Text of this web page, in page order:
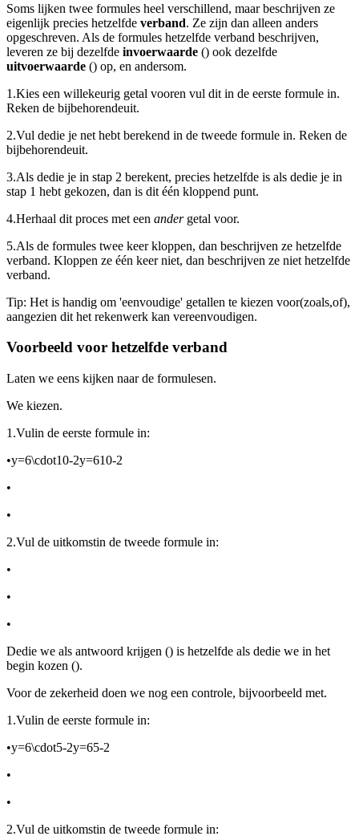
Soms lijken twee formules heel verschillend, maar beschrijven ze
eigenlijk precies hetzelfde verband. Ze zijn dan alleen anders
opgeschreven. Als de formules hetzelfde verband beschrijven,
leveren ze bij dezelfde invoerwaarde () ook dezelfde
uitvoerwaarde () op, en andersom.
1.Kies een willekeurig getal vooren vul dit in de eerste formule in.
Reken de bijbehorendeuit.
2.Vul dedie je net hebt berekend in de tweede formule in. Reken de
bijbehorendeuit.
3.Als dedie je in stap 2 berekent, precies hetzelfde is als dedie je in
stap 1 hebt gekozen, dan is dit één kloppend punt.
4.Herhaal dit proces met een andergetal voor.
5.Als de formules twee keer kloppen, dan beschrijven ze hetzelfde
verband. Kloppen ze één keer niet, dan beschrijven ze niet hetzelfde
verband.
Tip: Het is handig om 'eenvoudige' getallen te kiezen voor(zoals,of),
aangezien dit het rekenwerk kan vereenvoudigen.
Voorbeeld voor hetzelfde verband
Laten we eens kijken naar de formulesen.
We kiezen.
1.Vulin de eerste formule in:
•y=6\cdot10-2y=610-2
•
•
2.Vul de uitkomstin de tweede formule in:
•
•
•
Dedie we als antwoord krijgen () is hetzelfde als dedie we in het
begin kozen ().
Voor de zekerheid doen we nog een controle, bijvoorbeeld met.
1.Vulin de eerste formule in:
•y=6\cdot5-2y=65-2
•
•
2.Vul de uitkomstin de tweede formule in: